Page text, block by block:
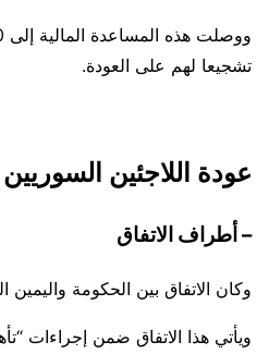
تشجيعا لهم على العودة.
عودة اللاجئين السوريين
– أطراف الاتفاق
وكان الاتفاق بين الحكومة واليمين
ويأتي هذا الاتفاق ضمن إجراءات